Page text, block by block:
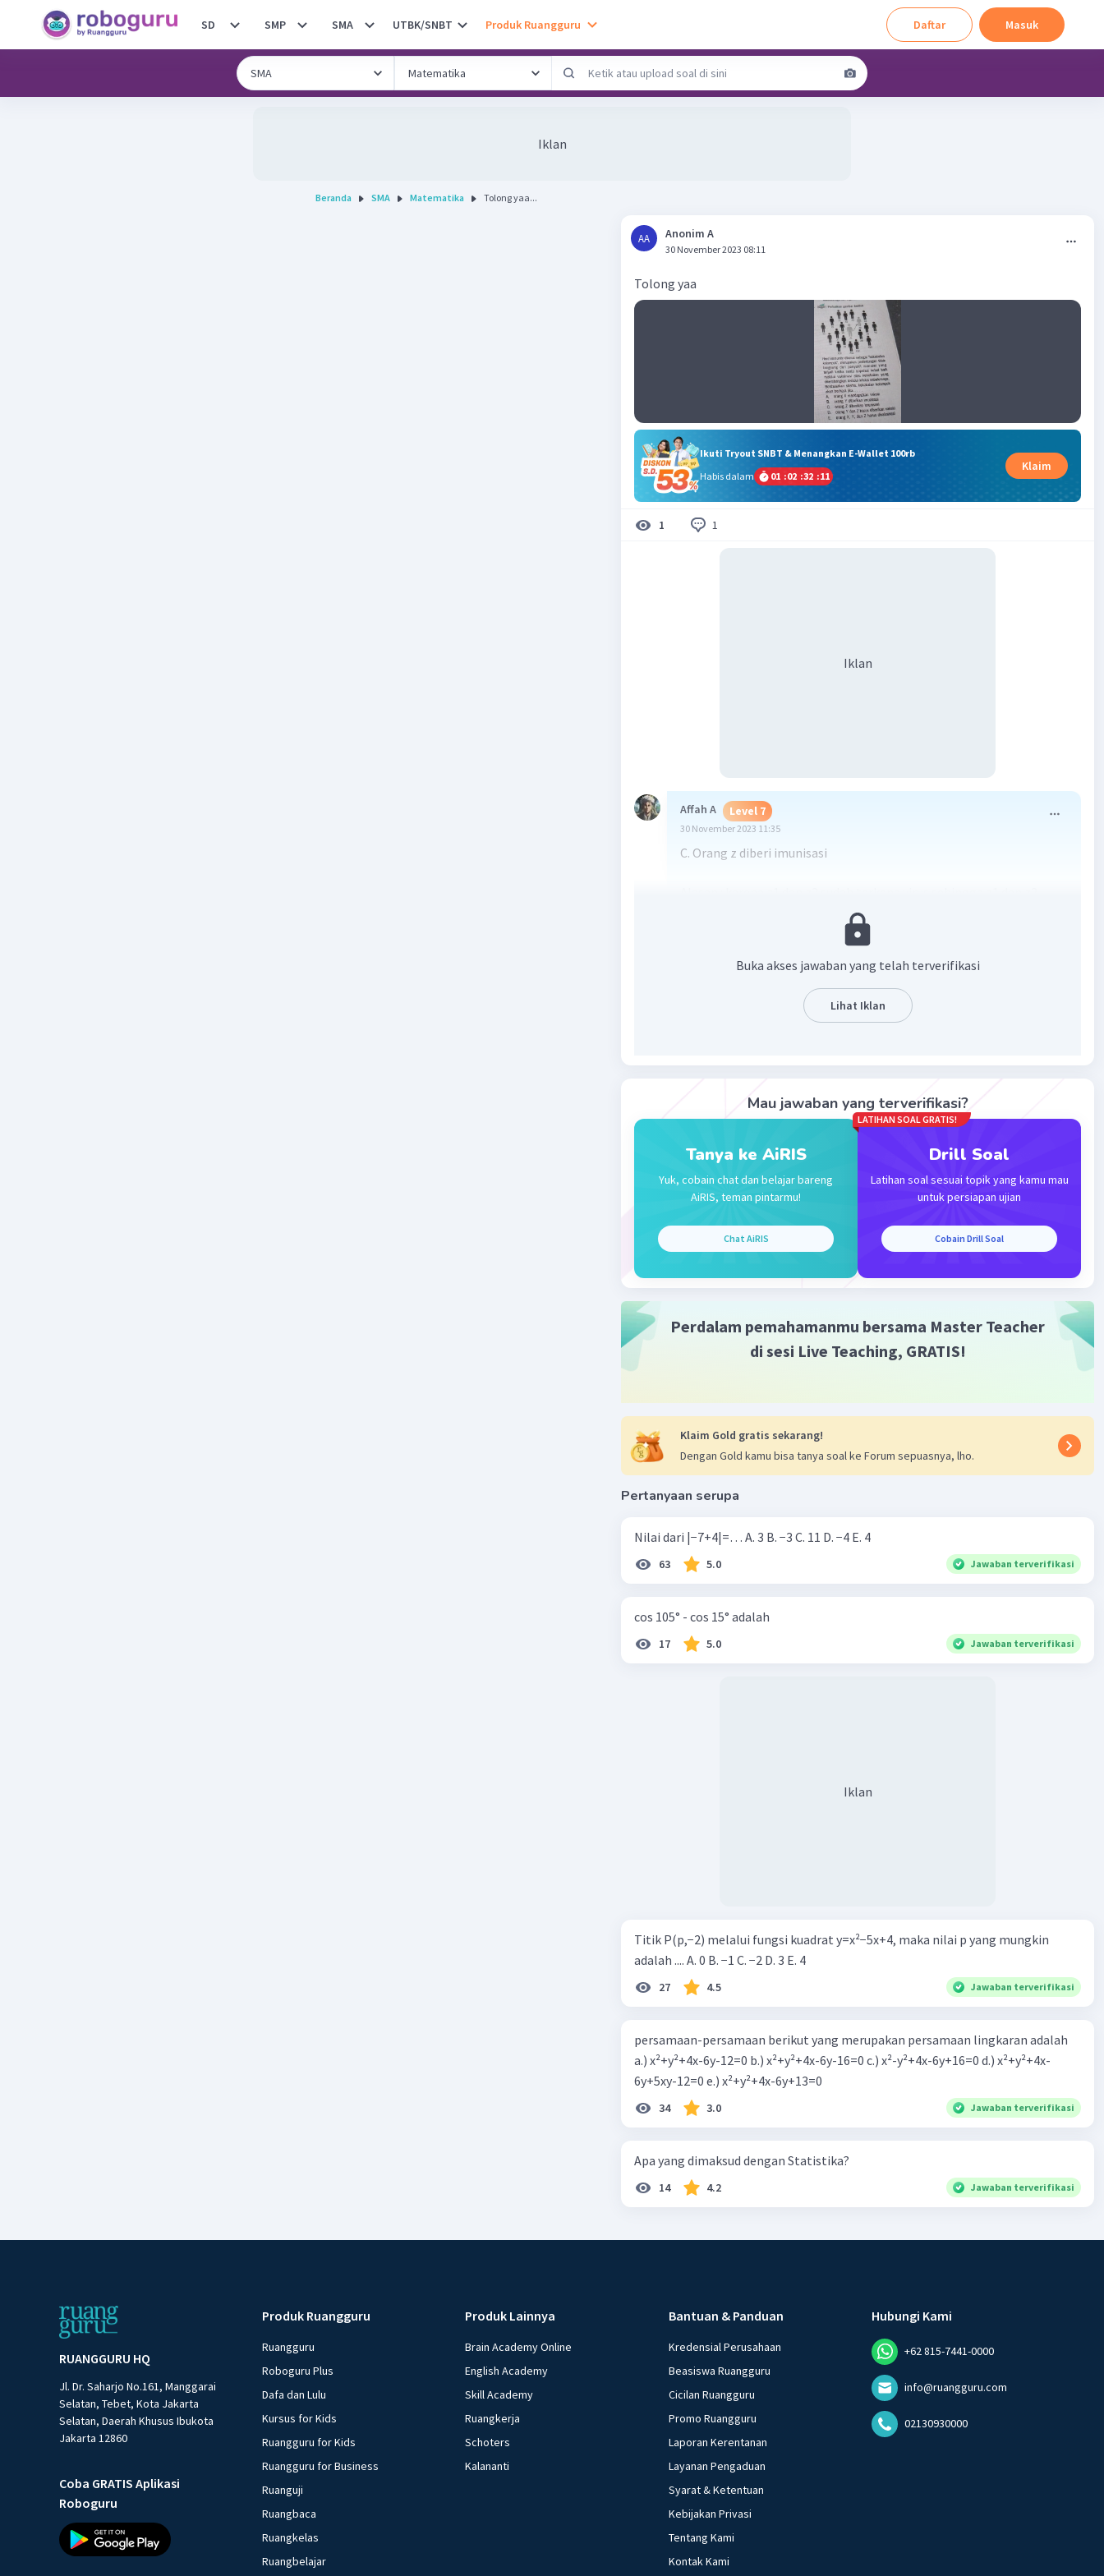
SD SMP SMA UTBK/SNBT Produk Ruangguru Daftar Masuk
Iklan
Beranda SMA Matematika Tolong yaa...
AA Anonim A
30 November 2023 08:11
Tolong yaa
Ikuti Tryout SNBT & Menangkan E-Wallet 100rb
Habis dalam
01 :02 :32 :10
Klaim
1 1
Iklan
Affah A Level 7
30 November 2023 11:35
C. Orang z diberi imunisasi
harus diberikan imunisasi agar sembuh dan kebal.
Buka akses jawaban yang telah terverifikasi
Lihat Iklan
Mau jawaban yang terverifikasi?
Tanya ke AiRIS
Yuk, cobain chat dan belajar bareng
AiRIS, teman pintarmu!
Chat AiRIS
LATIHAN SOAL GRATIS!
Drill Soal
Latihan soal sesuai topik yang kamu mau
untuk persiapan ujian
Cobain Drill Soal
Perdalam pemahamanmu bersama Master Teacher
di sesi Live Teaching, GRATIS!
Klaim Gold gratis sekarang!
Dengan Gold kamu bisa tanya soal ke Forum sepuasnya, lho.
Pertanyaan serupa
Nilai dari |−7+4|=… A. 3 B. −3 C. 11 D. −4 E. 4
63 5.0 Jawaban terverifikasi
cos 105° - cos 15° adalah
17 5.0 Jawaban terverifikasi
Iklan
Titik P(p,−2) melalui fungsi kuadrat y=x²−5x+4, maka nilai p yang mungkin
adalah .... A. 0 B. −1 C. −2 D. 3 E. 4
27 4.5 Jawaban terverifikasi
persamaan-persamaan berikut yang merupakan persamaan lingkaran adalah
a.) x²+y²+4x-6y-12=0 b.) x²+y²+4x-6y-16=0 c.) x²-y²+4x-6y+16=0 d.) x²+y²+4x-
6y+5xy-12=0 e.) x²+y²+4x-6y+13=0
34 3.0 Jawaban terverifikasi
Apa yang dimaksud dengan Statistika?
14 4.2 Jawaban terverifikasi
RUANGGURU HQ
Jl. Dr. Saharjo No.161, Manggarai
Selatan, Tebet, Kota Jakarta
Selatan, Daerah Khusus Ibukota
Jakarta 12860
Coba GRATIS Aplikasi
Roboguru
Produk Ruangguru
Ruangguru
Roboguru Plus
Dafa dan Lulu
Kursus for Kids
Ruangguru for Kids
Ruangguru for Business
Ruanguji
Ruangbaca
Ruangkelas
Ruangbelajar
Produk Lainnya
Brain Academy Online
English Academy
Skill Academy
Ruangkerja
Schoters
Kalananti
Bantuan & Panduan
Kredensial Perusahaan
Beasiswa Ruangguru
Cicilan Ruangguru
Promo Ruangguru
Laporan Kerentanan
Layanan Pengaduan
Syarat & Ketentuan
Kebijakan Privasi
Tentang Kami
Kontak Kami
Hubungi Kami
+62 815-7441-0000
info@ruangguru.com
02130930000